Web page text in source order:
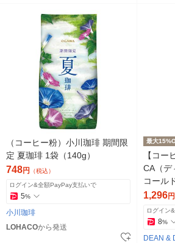
（コーヒー粉）小川珈琲 期間限
定 夏珈琲 1袋（140g）
748円 （税込）
ログイン&全額PayPay支払いで
5%
小川珈琲
LOHACOから発送
最大
【コー
CA（デ
コール
袋（
1,296円
ログイン
8%
DEAN &